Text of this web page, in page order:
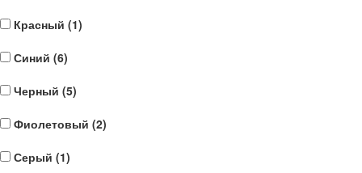
Красный (1)
Синий (6)
Черный (5)
Фиолетовый (2)
Серый (1)